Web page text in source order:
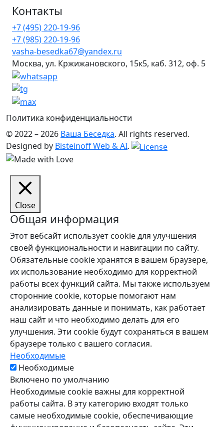
Контакты
+7 (495) 220-19-96
+7 (985) 220-19-96
vasha-besedka67@yandex.ru
Москва, ул. Кржижановского, 15к5, каб. 312, оф. 5
Политика конфиденциальности
© 2022 – 2026 Ваша Беседка. All rights reserved.
Designed by Bisteinoff Web & AI.
Close
Общая информация
Этот вебсайт использует cookie для улучшения
своей функциональности и навигации по сайту.
Обязательные cookie хранятся в вашем браузере,
их использование необходимо для корректной
работы всех функций сайта. Мы также используем
сторонние cookie, которые помогают нам
анализировать данные и понимать, как работает
наш сайт и что необходимо делать для его
улучшения. Эти cookie будут сохраняться в вашем
браузере только с вашего согласия.
Необходимые
Необходимые
Включено по умолчанию
Необходимые cookie важны для корректной
работы сайта. В эту категорию входят только
самые необходимые cookie, обеспечивающие